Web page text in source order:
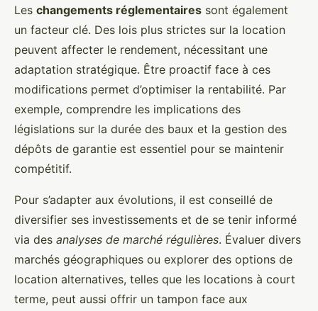
Les changements réglementaires sont également
un facteur clé. Des lois plus strictes sur la location
peuvent affecter le rendement, nécessitant une
adaptation stratégique. Être proactif face à ces
modifications permet d’optimiser la rentabilité. Par
exemple, comprendre les implications des
législations sur la durée des baux et la gestion des
dépôts de garantie est essentiel pour se maintenir
compétitif.
Pour s’adapter aux évolutions, il est conseillé de
diversifier ses investissements et de se tenir informé
via des analyses de marché régulières. Évaluer divers
marchés géographiques ou explorer des options de
location alternatives, telles que les locations à court
terme, peut aussi offrir un tampon face aux